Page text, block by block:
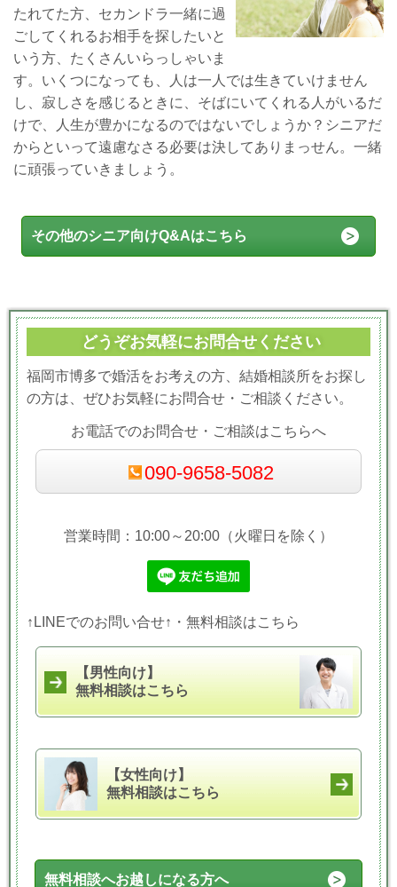
たれてた方、セカンドラ一緒に過
ごしてくれるお相手を探したいと
いう方、たくさんいらっしゃいま
す。いくつになっても、人は一人では生きていけません
し、寂しさを感じるときに、そばにいてくれる人がいるだ
けで、人生が豊かになるのではないでしょうか？シニアだ
からといって遠慮なさる必要は決してありまっせん。一緒
に頑張っていきましょう。
その他のシニア向けQ&Aはこちら
どうぞお気軽にお問合せください
福岡市博多で婚活をお考えの方、結婚相談所をお探し
の方は、ぜひお気軽にお問合せ・ご相談ください。
お電話でのお問合せ・ご相談はこちらへ
090-9658-5082
営業時間：10:00～20:00（火曜日を除く）
↑LINEでのお問い合せ↑・無料相談はこちら
【男性向け】
無料相談はこちら
【女性向け】
無料相談はこちら
無料相談へお越しになる方へ